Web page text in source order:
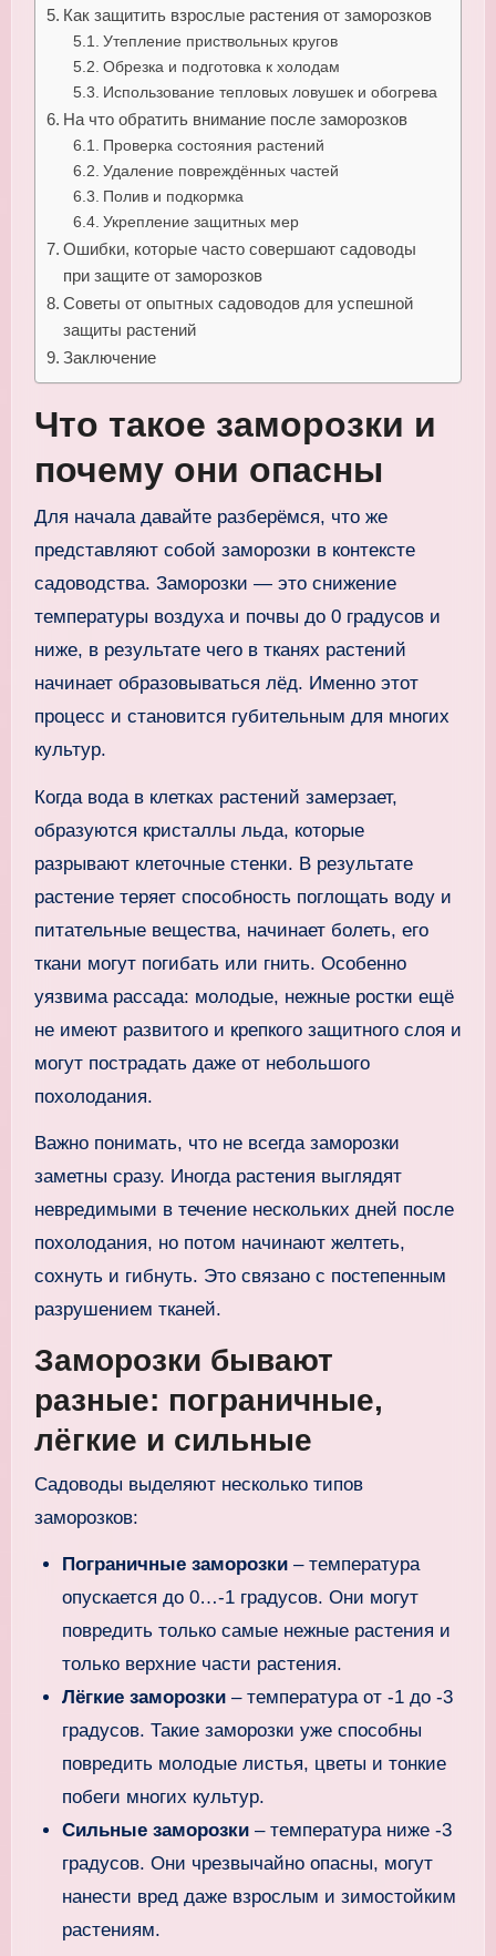
Как защитить взрослые растения от заморозков
Утепление приствольных кругов
Обрезка и подготовка к холодам
Использование тепловых ловушек и обогрева
На что обратить внимание после заморозков
Проверка состояния растений
Удаление повреждённых частей
Полив и подкормка
Укрепление защитных мер
Ошибки, которые часто совершают садоводы
при защите от заморозков
Советы от опытных садоводов для успешной
защиты растений
Заключение
Что такое заморозки и
почему они опасны
Для начала давайте разберёмся, что же
представляют собой заморозки в контексте
садоводства. Заморозки — это снижение
температуры воздуха и почвы до 0 градусов и
ниже, в результате чего в тканях растений
начинает образовываться лёд. Именно этот
процесс и становится губительным для многих
культур.
Когда вода в клетках растений замерзает,
образуются кристаллы льда, которые
разрывают клеточные стенки. В результате
растение теряет способность поглощать воду и
питательные вещества, начинает болеть, его
ткани могут погибать или гнить. Особенно
уязвима рассада: молодые, нежные ростки ещё
не имеют развитого и крепкого защитного слоя и
могут пострадать даже от небольшого
похолодания.
Важно понимать, что не всегда заморозки
заметны сразу. Иногда растения выглядят
невредимыми в течение нескольких дней после
похолодания, но потом начинают желтеть,
сохнуть и гибнуть. Это связано с постепенным
разрушением тканей.
Заморозки бывают
разные: пограничные,
лёгкие и сильные
Садоводы выделяют несколько типов
заморозков:
Пограничные заморозки – температура
опускается до 0…-1 градусов. Они могут
повредить только самые нежные растения и
только верхние части растения.
Лёгкие заморозки – температура от -1 до -3
градусов. Такие заморозки уже способны
повредить молодые листья, цветы и тонкие
побеги многих культур.
Сильные заморозки – температура ниже -3
градусов. Они чрезвычайно опасны, могут
нанести вред даже взрослым и зимостойким
растениям.